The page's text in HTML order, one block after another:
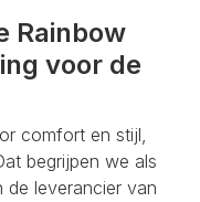
Rainbow
voor de
comfort en stijl,
begrijpen we als
de leverancier van